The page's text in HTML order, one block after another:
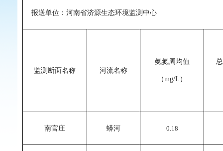
报送单位：河南省济源生态环境监测中心
监测断面名称 河流名称
氨氮周均值
（mg/L ）
南官庄 蟒河 0.18